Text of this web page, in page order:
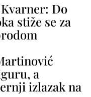
Do
stiže se za
a
izlazak na